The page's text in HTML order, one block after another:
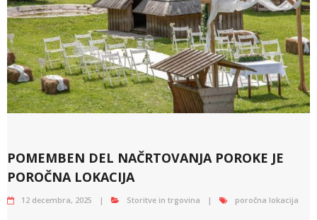
POMEMBEN DEL NAČRTOVANJA POROKE JE
POROČNA LOKACIJA
12 decembra, 2025 Storitve in trgovina poročna lokacija